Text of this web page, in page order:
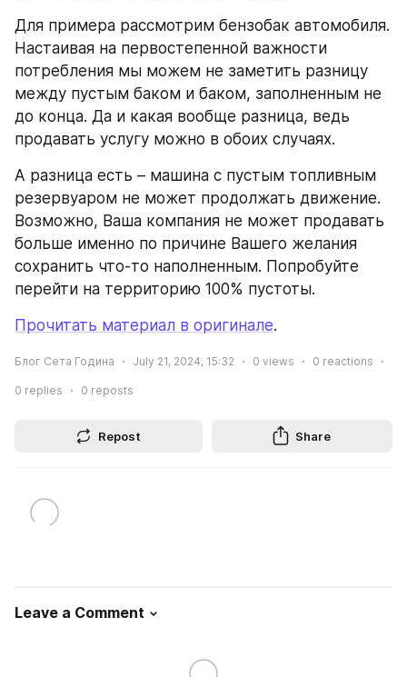
Для примера рассмотрим бензобак автомобиля.
Настаивая на первостепенной важности
потребления мы можем не заметить разницу
между пустым баком и баком, заполненным не
до конца. Да и какая вообще разница, ведь
продавать услугу можно в обоих случаях.
А разница есть – машина с пустым топливным
резервуаром не может продолжать движение.
Возможно, Ваша компания не может продавать
больше именно по причине Вашего желания
сохранить что-то наполненным. Попробуйте
перейти на территорию 100% пустоты.
Прочитать материал в оригинале.
Блог Сета Година July 21, 2024, 15:32 0 views 0 reactions
0 replies 0 reposts
Repost Share
Leave a Comment